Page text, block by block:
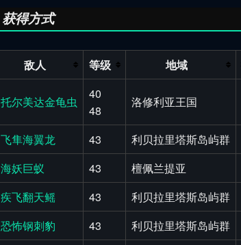
获得方式
敌人 等级 地域
托尔美达金龟虫
40
48
洛修利亚王国
飞隼海翼龙 43 利贝拉里塔斯岛屿群
海妖巨蚁
43 檀佩兰提亚
疾飞翻天鳐
43 利贝拉里塔斯岛屿群
恐怖钢刺豹
43 利贝拉里塔斯岛屿群